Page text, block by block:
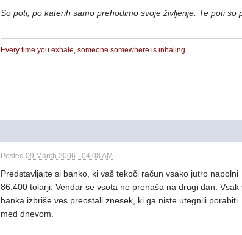
So poti, po katerih samo prehodimo svoje življenje. Te poti
Every time you exhale, someone somewhere is inhaling.
Posted09 March 2006 - 04:08 AM
Predstavljajte si banko, ki vaš tekoči račun vsako jutro napolni
86.400 tolarji. Vendar se vsota ne prenaša na drugi dan. Vsak
banka izbriše ves preostali znesek, ki ga niste utegnili porabiti
med dnevom.